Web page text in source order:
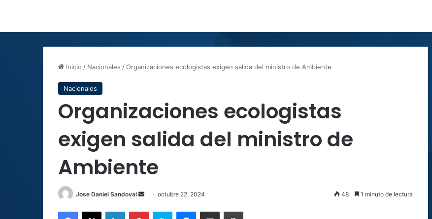
Inicio / Nacionales /Organizaciones ecologistas exigen salida del ministro de Ambiente
Nacionales
Organizaciones ecologistas
exigen salida del ministro de
Ambiente
Jose Daniel Sandoval
Sendoctubre 22, 2024 48 1 minuto de lectura
Facebook
X LinkedInPinterestSkype MessengerCompartir por correo electrónicoImprimir